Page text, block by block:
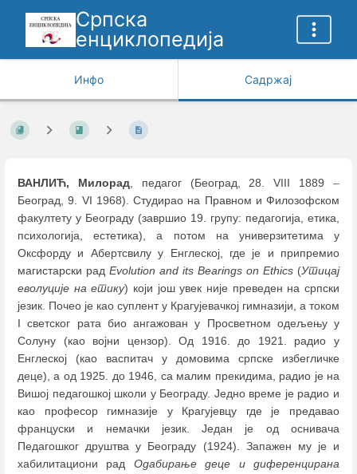
Српска
енциклопедија
Инфо Садржај
ВАНЛИЋ, Милорад, педагог (Београд, 28. VIII 1889–
Београд, 9. VI 1968). Студирао на Правном и Филозофском
факултету у Београду (завршио 19. групу: педагогија, етика,
психологија, естетика), а потом на универзитетима у
Оксфорду и Абертсвилу у Енглеској, где је и припремио
магистарски рад Evolution and its Bearings on Ethics (Утицај
еволуције на етику) који још увек није преведен на српски
језик. Почео је као суплент у Крагујевачкој гимназији, а током
I светског рата био ангажован у Просветном одељењу у
Солуну (као војни цензор). Од 1916. до 1921. радио у
Енглеској (као васпитач у домовима српске избегличке
деце), а од 1925. до 1946, са малим прекидима, радио је на
Вишој педагошкој школи у Београду. Једно време је радио и
као професор гимназије у Крагујевцу где је предавао
француски и немачки језик. Један је од оснивача
Педагошког друштва у Београду (1924). Запажен му је и
хабилитациони рад Одабирање деце и диференцирана